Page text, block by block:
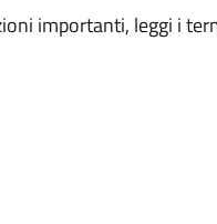
importanti, leggi i